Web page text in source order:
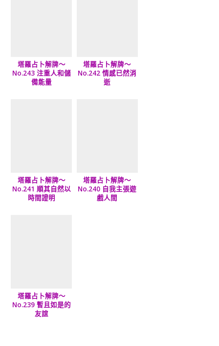
塔羅占卜解牌～
No.243 注重人和儲
備能量
塔羅占卜解牌～
No.242 情感已然消
逝
塔羅占卜解牌～
No.241 順其自然以
時間證明
塔羅占卜解牌～
No.240 自我主張遊
戲人間
塔羅占卜解牌～
No.239 暫且如是的
友誼